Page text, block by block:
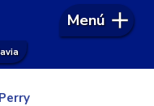
Menú